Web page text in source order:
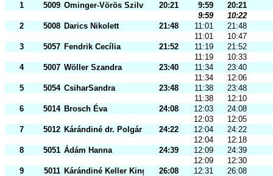
1 5009 Ominger-Vörös Szilvia 20:21 9:59
20:21
9:59
10:22
2
5008 Darics Nikolett 21:48 11:01
21:48
11:01
10:47
3
5057 Fendrik Cecília 21:52 11:19
21:52
11:19
10:33
4
5007 Wöller Szandra 23:40 11:34
23:40
11:34
12:06
5
5054 CsiharSandra 23:48 11:38
23:48
11:38
12:10
6
5014 Brosch Éva 24:08 12:03
24:08
12:03
12:05
7
5012 Kárándiné dr. Polgár Viktória
24:22 12:04
24:22
12:04
12:18
8
5051 Ádám Hanna 24:39 12:09
24:39
12:09
12:30
9
5011 Kárándiné Keller Kinga 26:08 12:31
26:08